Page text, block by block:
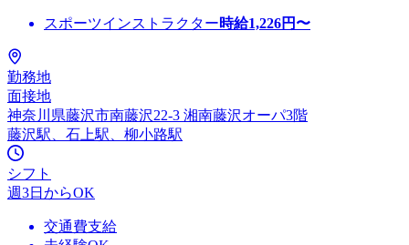
スポーツインストラクター時給1,226円〜
勤務地
面接地
神奈川県藤沢市南藤沢22-3 湘南藤沢オーパ3階
藤沢駅、石上駅、柳小路駅
シフト
週3日からOK
交通費支給